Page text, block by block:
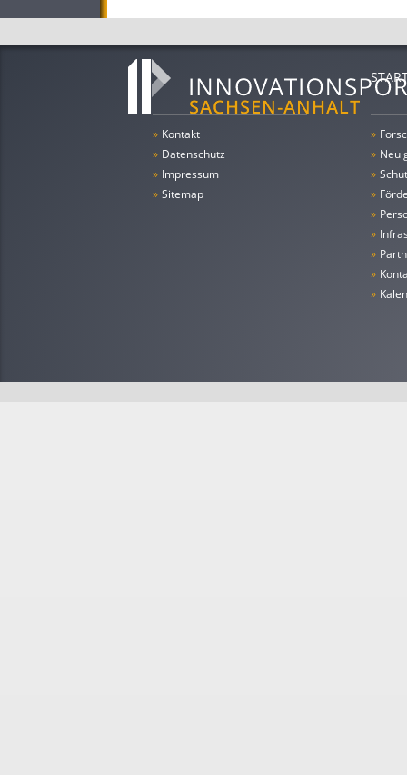
» Kontakt
» Datenschutz
» Impressum
» Sitemap
»
»
»
»
»
»
»
»
»